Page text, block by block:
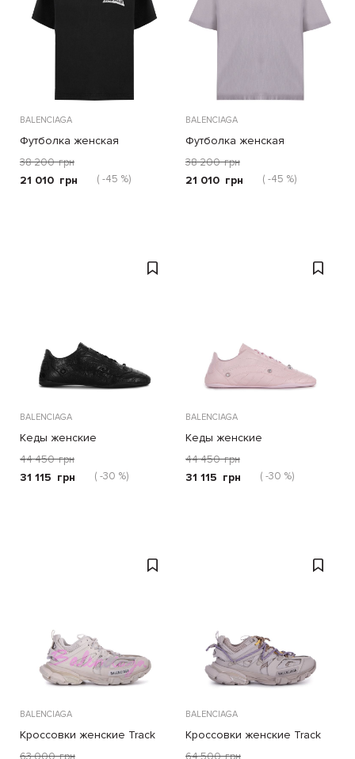
BALENCIAGA
Футболка женская
38 200 грн
21 010 грн ( -45 %)
BALENCIAGA
Футболка женская
38 200 грн
21 010 грн ( -45 %)
BALENCIAGA
Кеды женские
44 450 грн
31 115 грн ( -30 %)
BALENCIAGA
Кеды женские
44 450 грн
31 115 грн ( -30 %)
BALENCIAGA
Кроссовки женские Track
BALENCIAGA
Кроссовки женские Track
Trail Laces